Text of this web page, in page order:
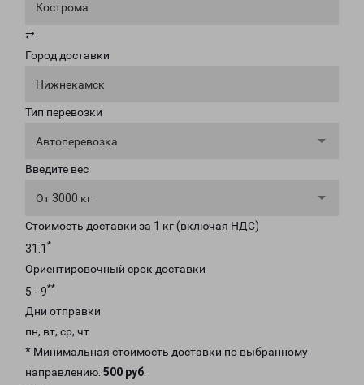
Кострома
⇄
Город доставки
Нижнекамск
Тип перевозки
Автоперевозка
Введите вес
От 3000 кг
Стоимость доставки за 1 кг (включая НДС)
31.1 *
Ориентировочный срок доставки
5 - 9**
Дни отправки
пн, вт, ср, чт
* Минимальная стоимость доставки по выбранному
направлению: 500 руб.